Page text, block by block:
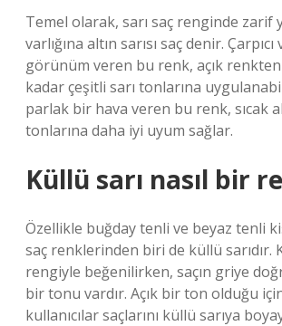
Temel olarak, sarı saç renginde zarif
varlığına altın sarısı saç denir.
görünüm veren bu renk, açık
kadar çeşitli sarı tonlarına
parlak bir hava veren bu renk, sıcak
tonlarına daha iyi uyum sağlar.
Küllü sarı nasıl bir
Özellikle buğday tenli ve beyaz tenli
saç renklerinden biri de küllü sarıdır.
rengiyle beğenilirken, saçın griye
bir tonu vardır. Açık bir ton olduğu
kullanıcılar saçlarını küllü sarıya